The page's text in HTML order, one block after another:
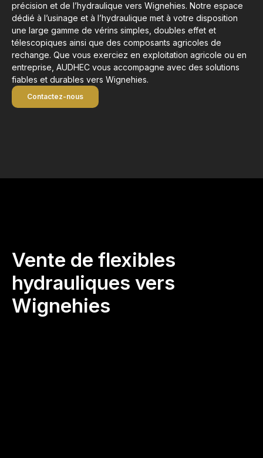
précision et de l’hydraulique vers Wignehies. Notre espace
dédié à l’usinage et à l’hydraulique met à votre disposition
une large gamme de vérins simples, doubles effet et
télescopiques ainsi que des composants agricoles de
rechange. Que vous exerciez en exploitation agricole ou en
entreprise, AUDHEC vous accompagne avec des solutions
fiables et durables vers Wignehies.
Contactez-nous
Vente de flexibles
hydrauliques vers
Wignehies